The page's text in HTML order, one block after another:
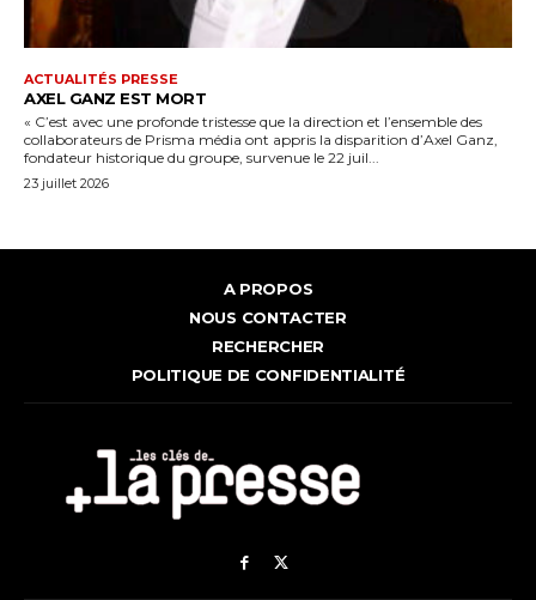
ACTUALITÉS PRESSE
AXEL GANZ EST MORT
« C’est avec une profonde tristesse que la direction et l’ensemble des
collaborateurs de Prisma média ont appris la disparition d’Axel Ganz,
fondateur historique du groupe, survenue le 22 juil...
23 juillet 2026
A PROPOS
NOUS CONTACTER
RECHERCHER
POLITIQUE DE CONFIDENTIALITÉ